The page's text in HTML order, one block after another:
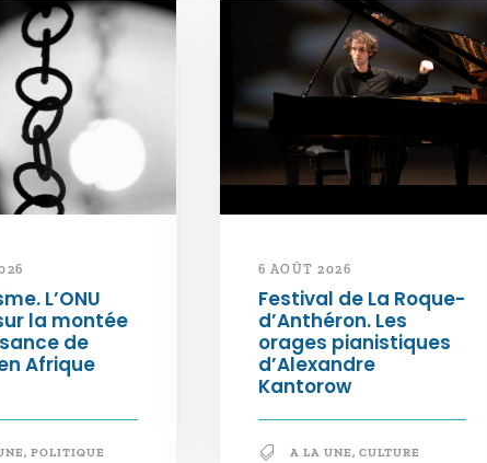
L’ONU
la montée
de
Afrique
, POLITIQUE
6 AOÛT 2026
Festival de La Roque-
d’Anthéron. Les
orages pianistiques
d’Alexandre
Kantorow
A LA UNE, CULTURE